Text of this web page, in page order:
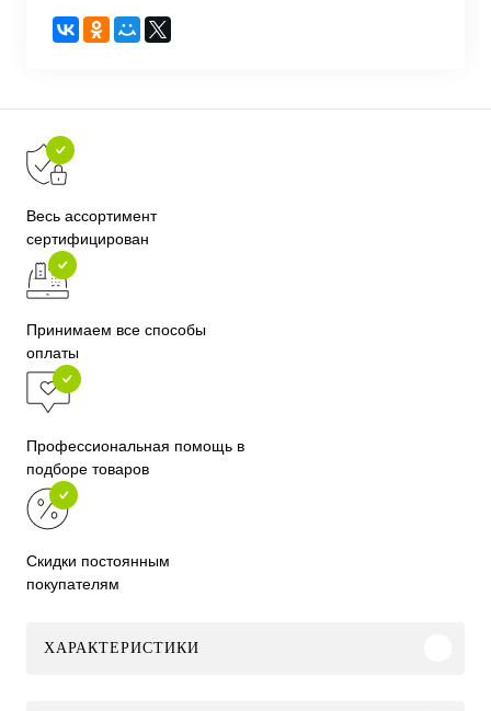
Весь ассортимент
сертифицирован
Принимаем все способы
оплаты
Профессиональная помощь в
подборе товаров
Скидки постоянным
покупателям
ХАРАКТЕРИСТИКИ